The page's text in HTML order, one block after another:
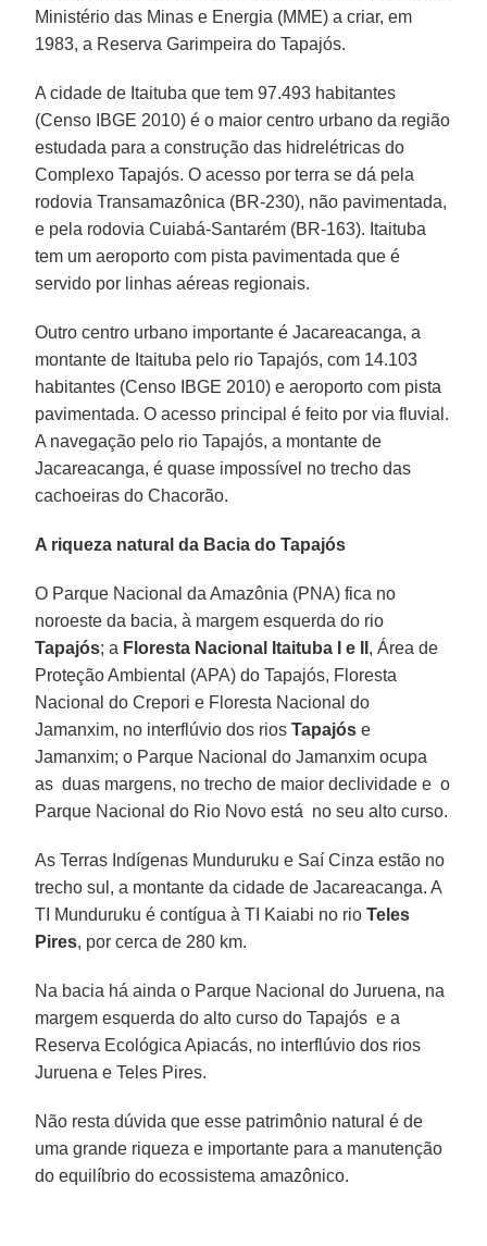
Ministério das Minas e Energia (MME) a criar, em
1983, a Reserva Garimpeira do Tapajós.
A cidade de Itaituba que tem 97.493 habitantes
(Censo IBGE 2010) é o maior centro urbano da região
estudada para a construção das hidrelétricas do
Complexo Tapajós. O acesso por terra se dá pela
rodovia Transamazônica (BR-230), não pavimentada,
e pela rodovia Cuiabá-Santarém (BR-163). Itaituba
tem um aeroporto com pista pavimentada que é
servido por linhas aéreas regionais.
Outro centro urbano importante é Jacareacanga, a
montante de Itaituba pelo rio Tapajós, com 14.103
habitantes (Censo IBGE 2010) e aeroporto com pista
pavimentada. O acesso principal é feito por via fluvial.
A navegação pelo rio Tapajós, a montante de
Jacareacanga, é quase impossível no trecho das
cachoeiras do Chacorão.
A riqueza natural da Bacia do Tapajós
O Parque Nacional da Amazônia (PNA) fica no
noroeste da bacia, à margem esquerda do rio
Tapajós; a Floresta Nacional Itaituba I e II , Área de
Proteção Ambiental (APA) do Tapajós, Floresta
Nacional do Crepori e Floresta Nacional do
Jamanxim, no interflúvio dos riosTapajós e
Jamanxim; o Parque Nacional do Jamanxim ocupa
as duas margens, no trecho de maior declividade e o
Parque Nacional do Rio Novo está no seu alto curso.
As Terras Indígenas Munduruku e Saí Cinza estão no
trecho sul, a montante da cidade de Jacareacanga. A
TI Munduruku é contígua à TI Kaiabi no rioTeles
Pires, por cerca de 280 km.
Na bacia há ainda o Parque Nacional do Juruena, na
margem esquerda do alto curso do Tapajós e a
Reserva Ecológica Apiacás, no interflúvio dos rios
Juruena e Teles Pires.
Não resta dúvida que esse patrimônio natural é de
uma grande riqueza e importante para a manutenção
do equilíbrio do ecossistema amazônico.